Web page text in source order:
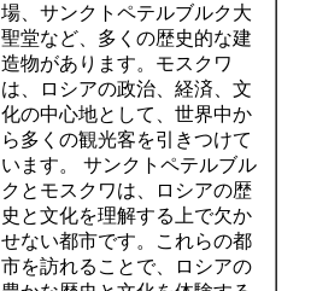
場、サンクトペテルブルク大
聖堂など、多くの歴史的な建
造物があります。モスクワ
は、ロシアの政治、経済、文
化の中心地として、世界中か
ら多くの観光客を引きつけて
います。 サンクトペテルブル
クとモスクワは、ロシアの歴
史と文化を理解する上で欠か
せない都市です。これらの都
市を訪れることで、ロシアの